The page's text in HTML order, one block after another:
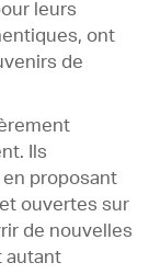
leurs
ont
de
Ils
proposant
ouvertes sur
de nouvelles
autant